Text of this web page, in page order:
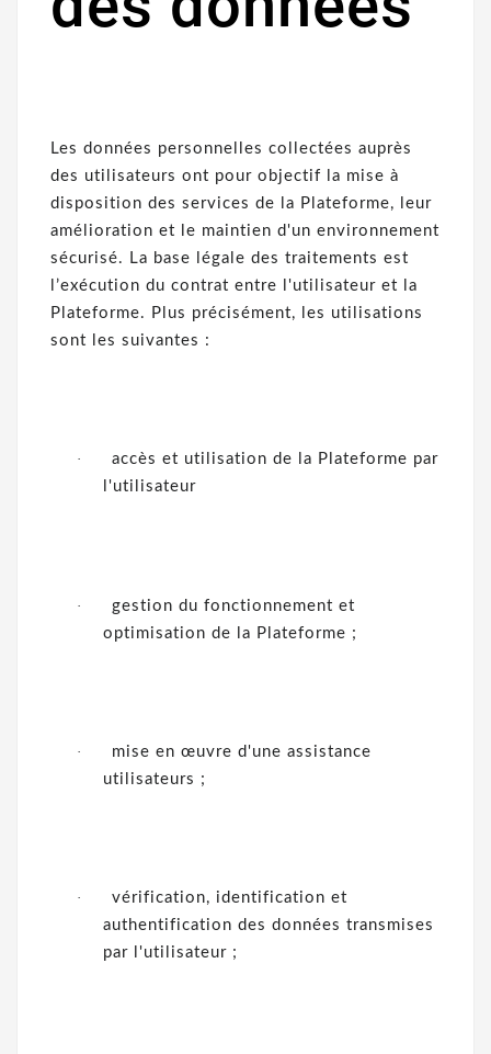
Les données personnelles collectées auprès
des utilisateurs ont pour objectif la mise à
disposition des services de la Plateforme, leur
amélioration et le maintien d'un environnement
sécurisé. La base légale des traitements est
l’exécution du contrat entre l'utilisateur et la
Plateforme. Plus précisément, les utilisations
sont les suivantes :
·
accès et utilisation de la Plateforme par
l'utilisateur
·
gestion du fonctionnement et
optimisation de la Plateforme ;
·
mise en œuvre d'une assistance
utilisateurs ;
·
vérification, identification et
authentification des données transmises
par l'utilisateur ;